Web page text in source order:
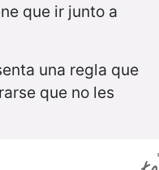
que ir junto a
una regla que
que no les